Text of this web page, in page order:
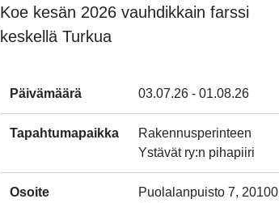
Koe kesän 2026 vauhdikkain farssi
keskellä Turkua
Päivämäärä 03.07.26 - 01.08.26
Tapahtumapaikka
Rakennusperinteen
Ystävät ry:n pihapiiri
Osoite
Puolalanpuisto 7, 20100